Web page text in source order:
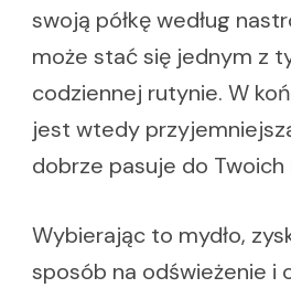
swoją półkę według
może stać się jednym z
codziennej rutynie. W
jest wtedy
dobrze pasuje do Twoich
Wybierając to mydło,
sposób na odświeżenie i